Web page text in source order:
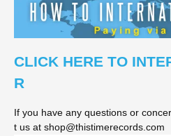
CLICK HERE TO
R
If you have any questions or
t us at shop@thistimerecords.com